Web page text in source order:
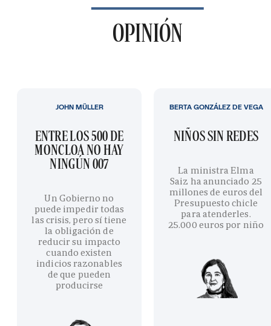
OPINIÓN
ENTRE LOS 500 DE
MONCLOA NO HAY
NINGÚN 007
Un Gobierno no
puede impedir todas
las crisis, pero sí tiene
la obligación de
reducir su impacto
cuando existen
indicios razonables
de que pueden
producirse
JOHN MÜLLER
NIÑOS SIN REDES
La ministra Elma
Saiz ha anunciado 25
millones de euros del
Presupuesto chicle
para atenderles.
25.000 euros por niño
BERTA GONZÁLEZ DE VEGA